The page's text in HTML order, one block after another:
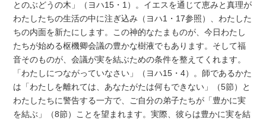
とのぶどうの木」（ヨハ15・1）。イエスを通じて恵みと真理が
わたしたちの生活の中に注ぎ込み（ヨハ1・17参照）、わたした
ちの内面を新たにします。この神的なたまものが、今日わたし
たちが始める枢機卿会議の豊かな樹液でもあります。そして福
音そのものが、会議が実を結ぶための条件を整えてくれます。
「わたしにつながっていなさい」（ヨハ15・4）。師であるかた
は「わたしを離れては、あなたがたは何もできない」（5節）と
わたしたちに警告する一方で、ご自分の弟子たちが「豊かに実
を結ぶ」（8節）ことを望まれます。実際、彼らは豊かに実を結